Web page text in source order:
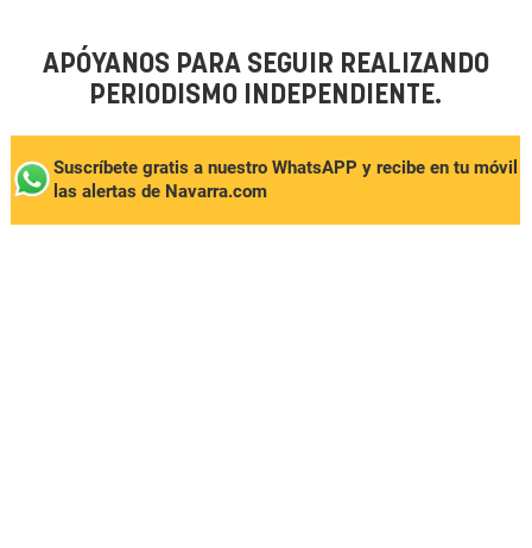
APÓYANOS PARA SEGUIR REALIZANDO
PERIODISMO INDEPENDIENTE.
Suscríbete gratis a nuestro WhatsAPP y recibe en tu móvil
las alertas de Navarra.com